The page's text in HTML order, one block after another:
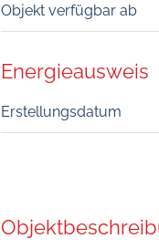
Objekt verfügbar ab
Energieausweis
Erstellungsdatum